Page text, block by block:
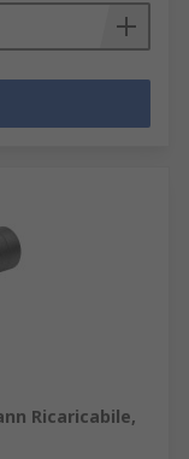
Ricaricabile,